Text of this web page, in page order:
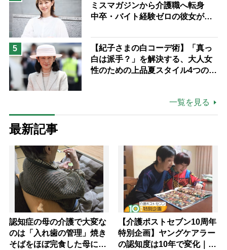
ミスマガジンから介護職へ転身
中卒・バイト経験ゼロの彼女が見
ながら自分らしくいられる」
5
【紀子さまの白コーデ術】「真っ
白は派手？」を解決する、大人女
性のための上品夏スタイル4つのコ
一覧を見る
最新記事
認知症の母の介護で大変な
のは「入れ歯の管理」焼き
そばをほぼ完食した母に息
【介護ポストセブン10周年
特別企画】ヤングケアラー
の認知度は10年で変化｜流